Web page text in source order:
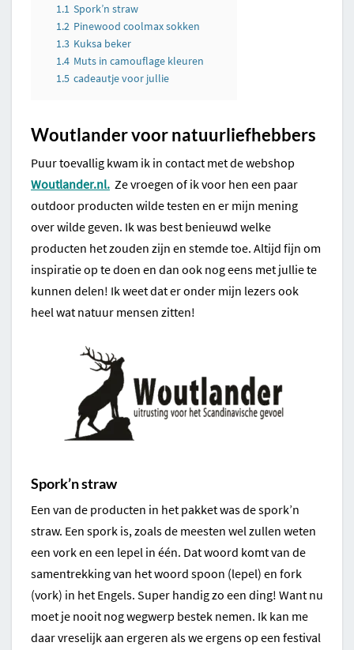
1.1 Spork’n straw
1.2 Pinewood coolmax sokken
1.3 Kuksa beker
1.4 Muts in camouflage kleuren
1.5 cadeautje voor jullie
Woutlander voor natuurliefhebbers
Puur toevallig kwam ik in contact met de webshop
Woutlander.nl. Ze vroegen of ik voor hen een paar
outdoor producten wilde testen en er mijn mening
over wilde geven. Ik was best benieuwd welke
producten het zouden zijn en stemde toe. Altijd fijn om
inspiratie op te doen en dan ook nog eens met jullie te
kunnen delen! Ik weet dat er onder mijn lezers ook
heel wat natuur mensen zitten!
Spork’n straw
Een van de producten in het pakket was de spork’n
straw. Een spork is, zoals de meesten wel zullen weten
een vork en een lepel in één. Dat woord komt van de
samentrekking van het woord spoon (lepel) en fork
(vork) in het Engels. Super handig zo een ding! Want nu
moet je nooit nog wegwerp bestek nemen. Ik kan me
daar vreselijk aan ergeren als we ergens op een festival